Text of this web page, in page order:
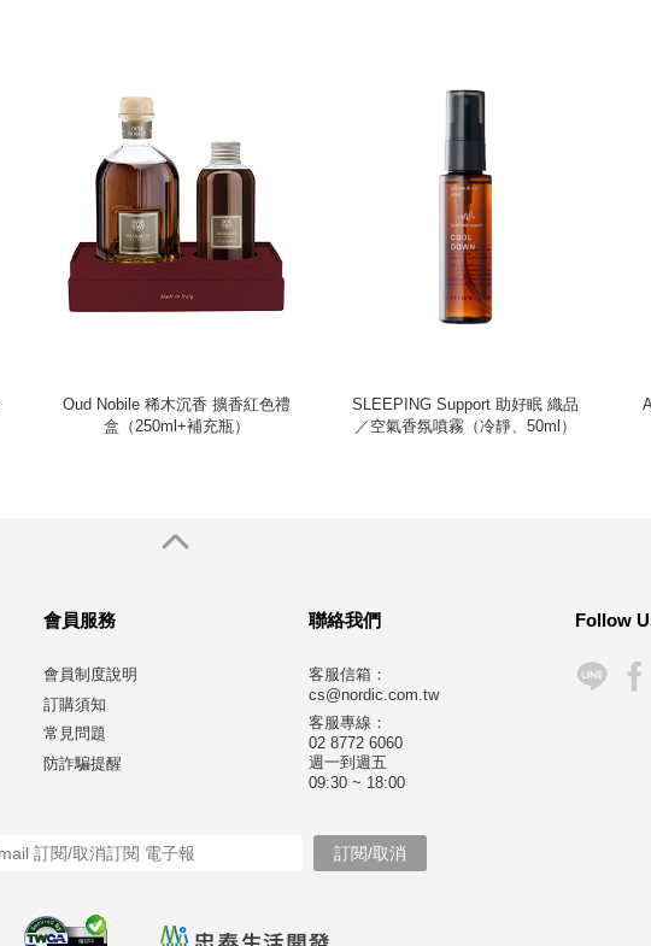
Oud Nobile 稀木沉香 擴香紅色禮
盒（250ml+補充瓶）
SLEEPING Support 助好眠 織品
／空氣香氛噴霧（冷靜、50ml）
會員服務
會員制度說明
訂購須知
常見問題
防詐騙提醒
聯絡我們
客服信箱：
cs@nordic.com.tw
客服專線：
02 8772 6060
週一到週五
09:30 ~ 18:00
Follow